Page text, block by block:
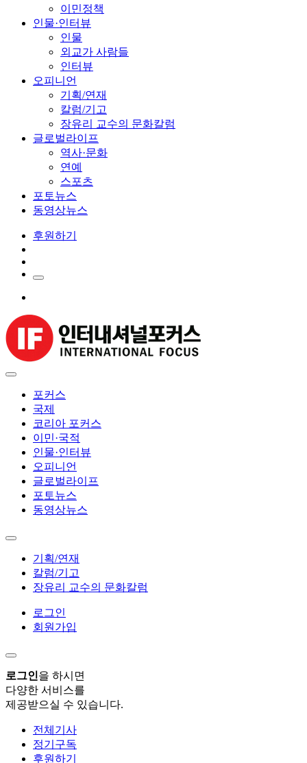
이민정책
인물·인터뷰
인물
외교가 사람들
인터뷰
오피니언
기획/연재
칼럼/기고
장유리 교수의 문화칼럼
글로벌라이프
역사·문화
연예
스포츠
포토뉴스
동영상뉴스
후원하기
포커스
국제
코리아 포커스
이민·국적
인물·인터뷰
오피니언
글로벌라이프
포토뉴스
동영상뉴스
기획/연재
칼럼/기고
장유리 교수의 문화칼럼
로그인
회원가입
로그인을 하시면
다양한 서비스를
제공받으실 수 있습니다.
전체기사
정기구독
후원하기